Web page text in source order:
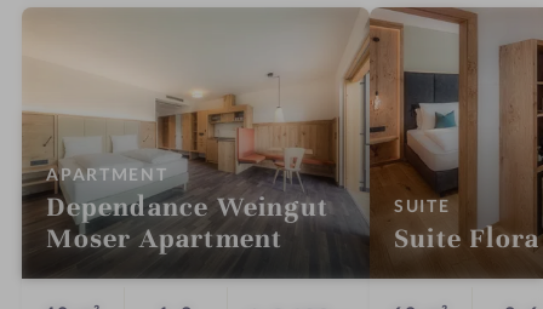
APARTMENT:
Dependance Weingut
Moser Apartment
SUITE
Suite Flora